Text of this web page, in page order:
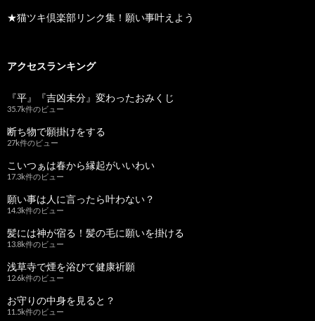
★猫ツキ倶楽部リンク集！願い事叶えよう
アクセスランキング
『平』『吉凶未分』変わったおみくじ
35.7k件のビュー
断ち物で願掛けをする
27k件のビュー
こいつぁは春から縁起がいいわい
17.3k件のビュー
願い事は人に言ったら叶わない？
14.3k件のビュー
髪には神が宿る！髪の毛に願いを掛ける
13.8k件のビュー
浅草寺で煙を浴びて健康祈願
12.6k件のビュー
お守りの中身を見ると？
11.5k件のビュー